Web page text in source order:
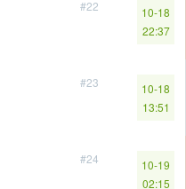
#22
10-18
22:37
#23
10-18
13:51
#24
10-19
02:15